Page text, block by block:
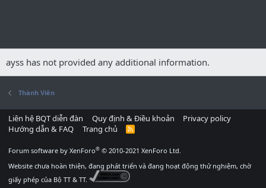
ayss has not provided any additional information.
Thành Viên
Liên hệ BQT diễn đàn Quy định & Điều khoản
Privacy policy
Hướng dẫn & FAQ
Trang chủ
R
Forum software by XenForo® © 2010-2021 XenForo Ltd.
Website chưa hoàn thiện, đang phát triển và đang hoạt động thử nghiệm, chờ
giấy phép của Bộ TT & TT.